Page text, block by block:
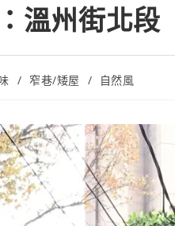
溫州街北段
/ 窄巷/矮屋 / 自然風